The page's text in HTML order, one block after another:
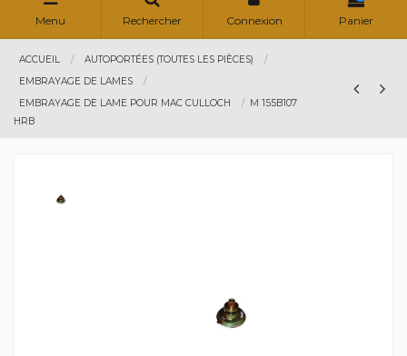
Menu Rechercher Connexion Panier
ACCUEIL
AUTOPORTÉES (TOUTES LES PIÈCES)
EMBRAYAGE DE LAMES
EMBRAYAGE DE LAME POUR MAC CULLOCH
M 155B107
HRB